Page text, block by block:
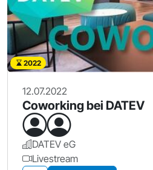
2022
12.07.2022
Coworking bei DATEV
DATEV eG
Livestream